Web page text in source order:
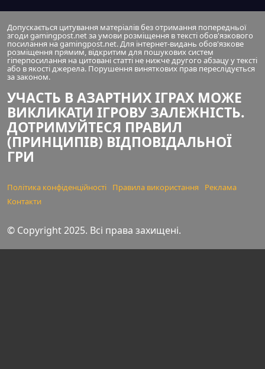
© Copyright 2025. Всі права захищені.
Допускається цитування матеріалів без отримання попередньої
згоди gamingpost.net за умови розміщення в тексті обов'язкового
посилання на gamingpost.net. Для інтернет-видань обов'язкове
розміщення прямим, відкритим для пошукових систем
гіперпосилання на цитовані статті не нижче другого абзацу у тексті
або в якості джерела. Порушення виняткових прав переслідується
за законом.
УЧАСТЬ В АЗАРТНИХ ІГРАХ МОЖЕ
ВИКЛИКАТИ ІГРОВУ ЗАЛЕЖНІСТЬ.
ДОТРИМУЙТЕСЯ ПРАВИЛ
(ПРИНЦИПІВ) ВІДПОВІДАЛЬНОЇ
ГРИ
Політика конфіденційності Правила використання
Реклама
Контакти